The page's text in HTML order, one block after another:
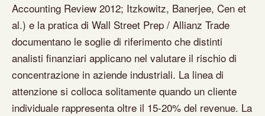
Accounting Review 2012; Itzkowitz, Banerjee, Cen et
al.) e la pratica di Wall Street Prep / Allianz Trade
documentano le soglie di riferimento che distinti
analisti finanziari applicano nel valutare il rischio di
concentrazione in aziende industriali. La linea di
attenzione si colloca solitamente quando un cliente
individuale rappresenta oltre il 15-20% del revenue. La